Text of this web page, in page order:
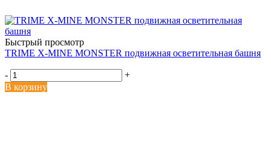
Быстрый просмотр
TRIME X-MINE MONSTER подвижная осветительная башня
-
+
В корзину